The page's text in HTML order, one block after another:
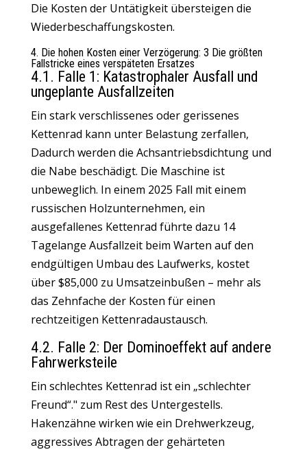
Die Kosten der Untätigkeit übersteigen die
Wiederbeschaffungskosten.
4. Die hohen Kosten einer Verzögerung: 3 Die größten
Fallstricke eines verspäteten Ersatzes
4.1. Falle 1: Katastrophaler Ausfall und
ungeplante Ausfallzeiten
Ein stark verschlissenes oder gerissenes
Kettenrad kann unter Belastung zerfallen,
Dadurch werden die Achsantriebsdichtung und
die Nabe beschädigt. Die Maschine ist
unbeweglich. In einem 2025 Fall mit einem
russischen Holzunternehmen, ein
ausgefallenes Kettenrad führte dazu 14
Tagelange Ausfallzeit beim Warten auf den
endgültigen Umbau des Laufwerks, kostet
über $85,000 zu Umsatzeinbußen – mehr als
das Zehnfache der Kosten für einen
rechtzeitigen Kettenradaustausch.
4.2. Falle 2: Der Dominoeffekt auf andere
Fahrwerksteile
Ein schlechtes Kettenrad ist ein „schlechter
Freund“." zum Rest des Untergestells.
Hakenzähne wirken wie ein Drehwerkzeug,
aggressives Abtragen der gehärteten